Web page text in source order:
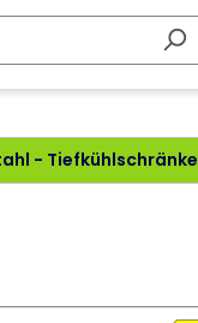
- Tiefkühlschränke